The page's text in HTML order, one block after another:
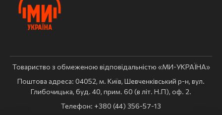
Товариство з обмеженою відповідальністю «МИ-УКРАЇНА»
Поштова адреса: 04052, м. Київ, Шевченківський р-н, вул.
Глибочицька, буд. 40, прим. 60 (в літ. Н.П), оф. 2.
Телефон: +380 (44) 356-57-13